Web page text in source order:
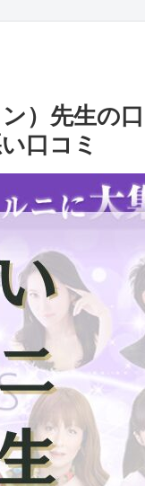
）先生の
口コミ